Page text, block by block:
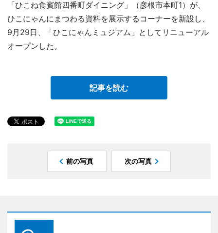
「ひこね食賓館四番町ダイニング」（彦根市本町1）が、
ひこにゃんにまつわる資料を展示するコーナーを新設し、
9月29日、「ひこにゃんミュジアム」としてリニューアル
オープンした。
記事を読む
前の写真 次の写真